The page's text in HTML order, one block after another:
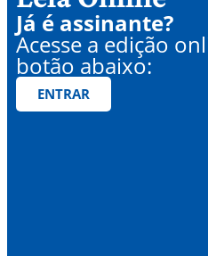
Já é assinante?
Acesse a edição
botão abaixo:
ENTRAR